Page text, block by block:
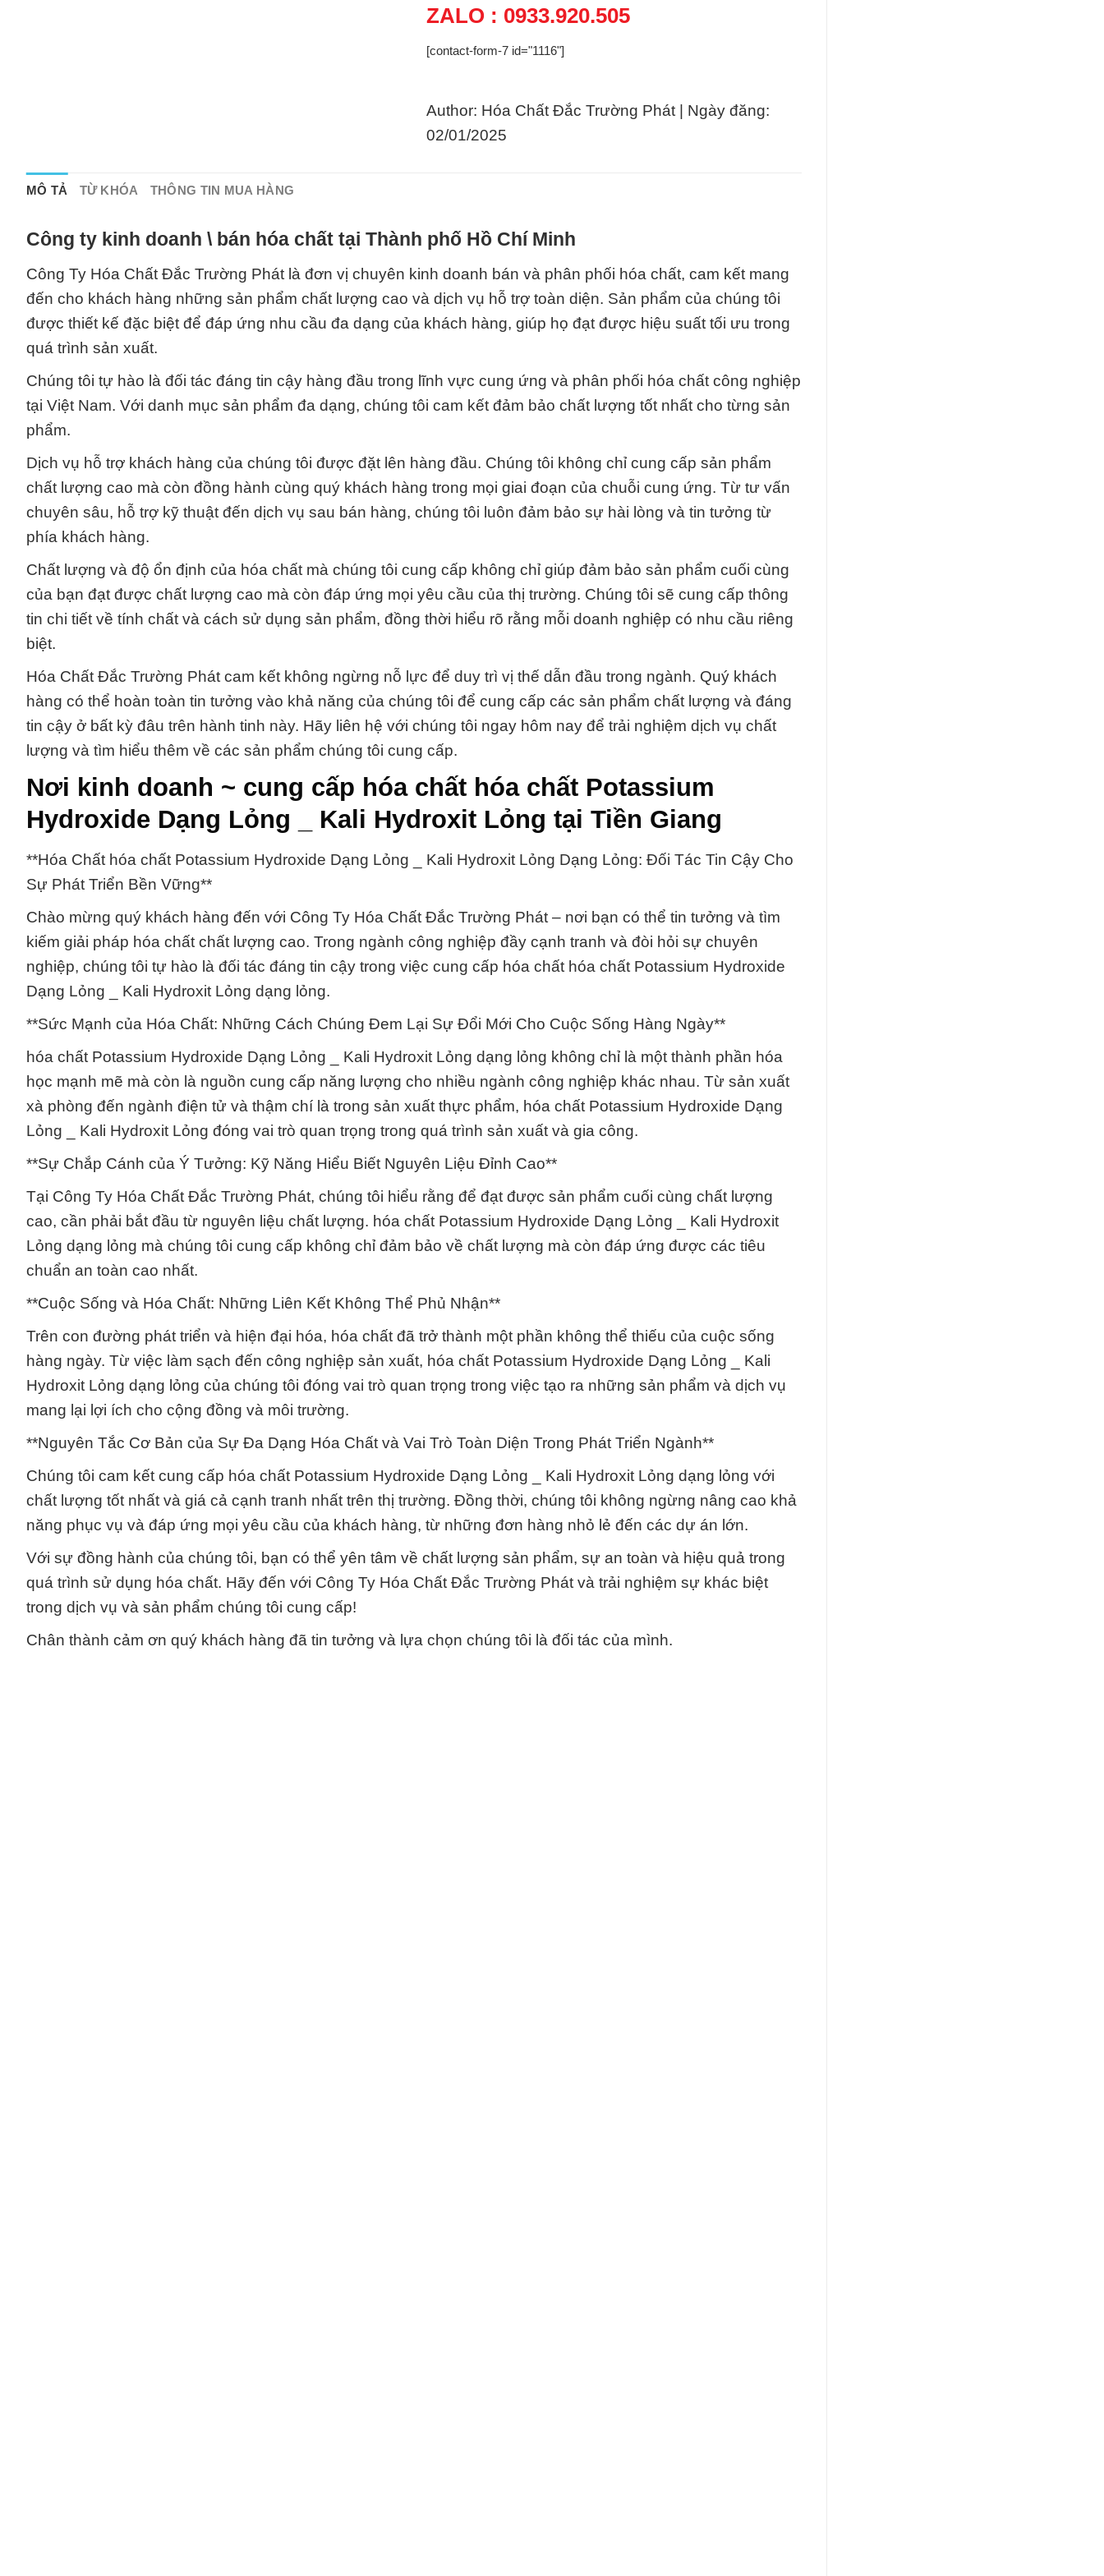
ZALO : 0933.920.505
[contact-form-7 id="1116"]
Author: Hóa Chất Đắc Trường Phát | Ngày đăng:
02/01/2025
MÔ TẢ TỪ KHÓA THÔNG TIN MUA HÀNG
Công ty kinh doanh \ bán hóa chất tại Thành phố Hồ Chí Minh
Công Ty Hóa Chất Đắc Trường Phát là đơn vị chuyên kinh doanh bán và phân phối hóa chất, cam kết mang
đến cho khách hàng những sản phẩm chất lượng cao và dịch vụ hỗ trợ toàn diện. Sản phẩm của chúng tôi
được thiết kế đặc biệt để đáp ứng nhu cầu đa dạng của khách hàng, giúp họ đạt được hiệu suất tối ưu trong
quá trình sản xuất.
Chúng tôi tự hào là đối tác đáng tin cậy hàng đầu trong lĩnh vực cung ứng và phân phối hóa chất công nghiệp
tại Việt Nam. Với danh mục sản phẩm đa dạng, chúng tôi cam kết đảm bảo chất lượng tốt nhất cho từng sản
phẩm.
Dịch vụ hỗ trợ khách hàng của chúng tôi được đặt lên hàng đầu. Chúng tôi không chỉ cung cấp sản phẩm
chất lượng cao mà còn đồng hành cùng quý khách hàng trong mọi giai đoạn của chuỗi cung ứng. Từ tư vấn
chuyên sâu, hỗ trợ kỹ thuật đến dịch vụ sau bán hàng, chúng tôi luôn đảm bảo sự hài lòng và tin tưởng từ
phía khách hàng.
Chất lượng và độ ổn định của hóa chất mà chúng tôi cung cấp không chỉ giúp đảm bảo sản phẩm cuối cùng
của bạn đạt được chất lượng cao mà còn đáp ứng mọi yêu cầu của thị trường. Chúng tôi sẽ cung cấp thông
tin chi tiết về tính chất và cách sử dụng sản phẩm, đồng thời hiểu rõ rằng mỗi doanh nghiệp có nhu cầu riêng
biệt.
Hóa Chất Đắc Trường Phát cam kết không ngừng nỗ lực để duy trì vị thế dẫn đầu trong ngành. Quý khách
hàng có thể hoàn toàn tin tưởng vào khả năng của chúng tôi để cung cấp các sản phẩm chất lượng và đáng
tin cậy ở bất kỳ đâu trên hành tinh này. Hãy liên hệ với chúng tôi ngay hôm nay để trải nghiệm dịch vụ chất
lượng và tìm hiểu thêm về các sản phẩm chúng tôi cung cấp.
Nơi kinh doanh ~ cung cấp hóa chất hóa chất Potassium
Hydroxide Dạng Lỏng _ Kali Hydroxit Lỏng tại Tiền Giang
**Hóa Chất hóa chất Potassium Hydroxide Dạng Lỏng _ Kali Hydroxit Lỏng Dạng Lỏng: Đối Tác Tin Cậy Cho
Sự Phát Triển Bền Vững**
Chào mừng quý khách hàng đến với Công Ty Hóa Chất Đắc Trường Phát – nơi bạn có thể tin tưởng và tìm
kiếm giải pháp hóa chất chất lượng cao. Trong ngành công nghiệp đầy cạnh tranh và đòi hỏi sự chuyên
nghiệp, chúng tôi tự hào là đối tác đáng tin cậy trong việc cung cấp hóa chất hóa chất Potassium Hydroxide
Dạng Lỏng _ Kali Hydroxit Lỏng dạng lỏng.
**Sức Mạnh của Hóa Chất: Những Cách Chúng Đem Lại Sự Đổi Mới Cho Cuộc Sống Hàng Ngày**
hóa chất Potassium Hydroxide Dạng Lỏng _ Kali Hydroxit Lỏng dạng lỏng không chỉ là một thành phần hóa
học mạnh mẽ mà còn là nguồn cung cấp năng lượng cho nhiều ngành công nghiệp khác nhau. Từ sản xuất
xà phòng đến ngành điện tử và thậm chí là trong sản xuất thực phẩm, hóa chất Potassium Hydroxide Dạng
Lỏng _ Kali Hydroxit Lỏng đóng vai trò quan trọng trong quá trình sản xuất và gia công.
**Sự Chắp Cánh của Ý Tưởng: Kỹ Năng Hiểu Biết Nguyên Liệu Đỉnh Cao**
Tại Công Ty Hóa Chất Đắc Trường Phát, chúng tôi hiểu rằng để đạt được sản phẩm cuối cùng chất lượng
cao, cần phải bắt đầu từ nguyên liệu chất lượng. hóa chất Potassium Hydroxide Dạng Lỏng _ Kali Hydroxit
Lỏng dạng lỏng mà chúng tôi cung cấp không chỉ đảm bảo về chất lượng mà còn đáp ứng được các tiêu
chuẩn an toàn cao nhất.
**Cuộc Sống và Hóa Chất: Những Liên Kết Không Thể Phủ Nhận**
Trên con đường phát triển và hiện đại hóa, hóa chất đã trở thành một phần không thể thiếu của cuộc sống
hàng ngày. Từ việc làm sạch đến công nghiệp sản xuất, hóa chất Potassium Hydroxide Dạng Lỏng _ Kali
Hydroxit Lỏng dạng lỏng của chúng tôi đóng vai trò quan trọng trong việc tạo ra những sản phẩm và dịch vụ
mang lại lợi ích cho cộng đồng và môi trường.
**Nguyên Tắc Cơ Bản của Sự Đa Dạng Hóa Chất và Vai Trò Toàn Diện Trong Phát Triển Ngành**
Chúng tôi cam kết cung cấp hóa chất Potassium Hydroxide Dạng Lỏng _ Kali Hydroxit Lỏng dạng lỏng với
chất lượng tốt nhất và giá cả cạnh tranh nhất trên thị trường. Đồng thời, chúng tôi không ngừng nâng cao khả
năng phục vụ và đáp ứng mọi yêu cầu của khách hàng, từ những đơn hàng nhỏ lẻ đến các dự án lớn.
Với sự đồng hành của chúng tôi, bạn có thể yên tâm về chất lượng sản phẩm, sự an toàn và hiệu quả trong
quá trình sử dụng hóa chất. Hãy đến với Công Ty Hóa Chất Đắc Trường Phát và trải nghiệm sự khác biệt
trong dịch vụ và sản phẩm chúng tôi cung cấp!
Chân thành cảm ơn quý khách hàng đã tin tưởng và lựa chọn chúng tôi là đối tác của mình.